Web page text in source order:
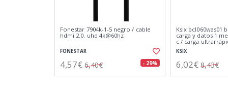
Fonestar 7904k-1-5 negro / cable
hdmi 2.0. uhd 4k@60hz
FONESTAR
4,57€ 6,40€ - 29%
Ksix bcl060was01
carga y datos 1
c / carga
KSIX
6,02€ 8,43€